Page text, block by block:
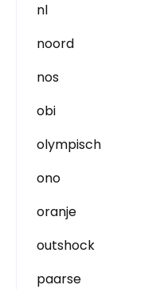
nl
noord
nos
obi
olympisch
ono
oranje
outshock
paarse